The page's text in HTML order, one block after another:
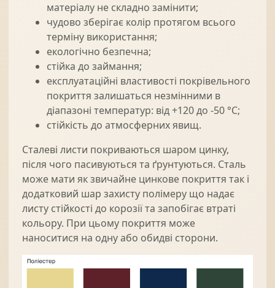
матеріалу не складно замінити;
чудово зберігає колір протягом всього
терміну використання;
екологічно безпечна;
стійка до займання;
експлуатаційні властивості покрівельного
покриття залишаться незмінними в
діапазоні температур: від +120 до -50 °C;
стійкість до атмосферних явищ.
Сталеві листи покриваються шаром цинку,
після чого пасивуються та ґрунтуються. Сталь
може мати як звичайне цинкове покриття так і
додатковий шар захисту полімеру що надає
листу стійкості до корозії та запобігає втраті
кольору. При цьому покриття може
наноситися на одну або обидві сторони.